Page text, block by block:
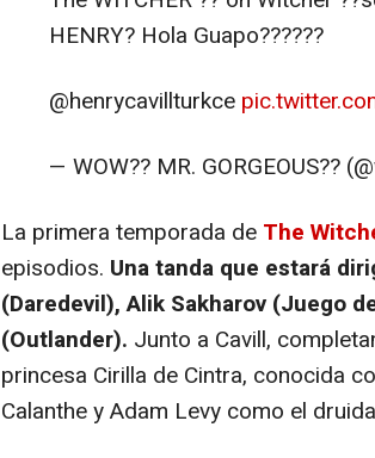
HENRY? Hola Guapo??????
@henrycavillturkce
— WOW?? MR. GORGEOUS??
La primera temporada de The
episodios. Una tanda que estará
(Daredevil), Alik Sakharov (Juego
(Outlander). Junto a Cavill,
princesa Cirilla de Cintra, conocida
Calanthe y Adam Levy como el